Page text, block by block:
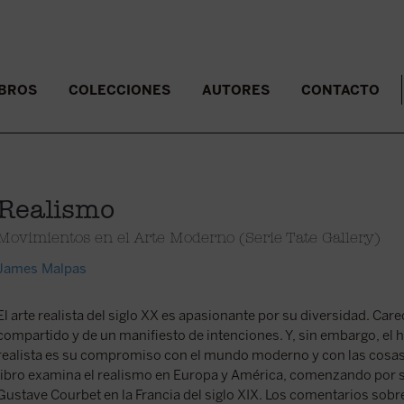
COLECCIONES AUTORES CONTACTO
en el Arte Moderno (Serie Tate Gallery)
Malpas
arte realista del siglo XX es apasionante por su diversidad.
y de un manifiesto de intenciones. Y, sin embargo, el
es su compromiso con el mundo moderno y con las
examina el realismo en Europa y América, comenzando por
Courbet en la Francia del siglo XIX. Los comentarios